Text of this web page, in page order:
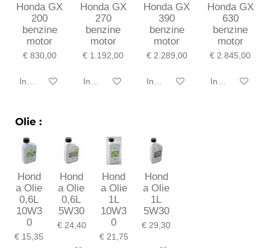
Honda GX
200
benzine
motor
€ 830,00
In winkelwagen
Honda GX
270
benzine
motor
€ 1.192,00
In winkelwagen
Honda GX
390
benzine
motor
€ 2.289,00
In winkelwagen
Honda GX
630
benzine
motor
€ 2.845,00
In winkelwagen
Olie :
Hond
a Olie
0,6L
10W3
0
€ 15,35
Hond
a Olie
0,6L
5W30
€ 24,40
Hond
a Olie
1L
10W3
0
€ 21,75
Hond
a Olie
1L
5W30
€ 29,30